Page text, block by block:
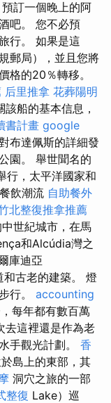
訂一個晚上的阿
吧。 您不必預
行。 如果是這
郵局），並且您將
格的20％轉移。
后里推拿 花葬陽明
船的基本信息，
書計畫 google
布達佩斯的詳細發
園。 舉世聞名的
行，太平洋國家和
飲潮流 自助餐外
北整復推拿推薦
世紀城市，在馬
和Alcúdia灣之
庫迪亞
和古老的建築。 燈
行。 accounting
每年都有數百萬
去這裡還是作為老
手觀光計劃。 香
島上的東部，其
洞穴之旅的一部
整復 Lake）巡